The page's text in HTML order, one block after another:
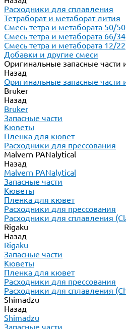
Расходники для сплавления
Тетраборат и метаборат лития
Смесь тетра и метабората 50/50
Смесь тетра и метабората 66/34
Смесь тетра и метабората 12/22
Добавки и другие смеси
Оригинальные запасные части
Назад
Оригинальные запасные части
Bruker
Назад
Bruker
Запасные части
Кюветы
Пленка для кювет
Расходники для прессования
Malvern PANalytical
Назад
Malvern PANalytical
Запасные части
Кюветы
Пленка для кювет
Расходники для прессования
Расходники для сплавления
Rigaku
Назад
Rigaku
Запасные части
Кюветы
Пленка для кювет
Расходники для прессования
Расходники для сплавления
Shimadzu
Назад
Shimadzu
Запасные части